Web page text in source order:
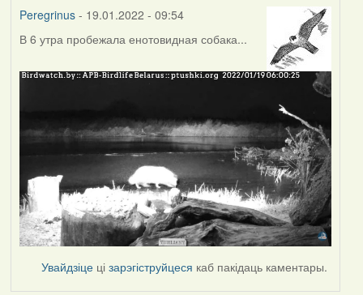
Peregrinus- 19.01.2022 - 09:54
В 6 утра пробежала енотовидная собака...
Увайдзіце цізарэгіструйцеся каб пакідаць каментары.